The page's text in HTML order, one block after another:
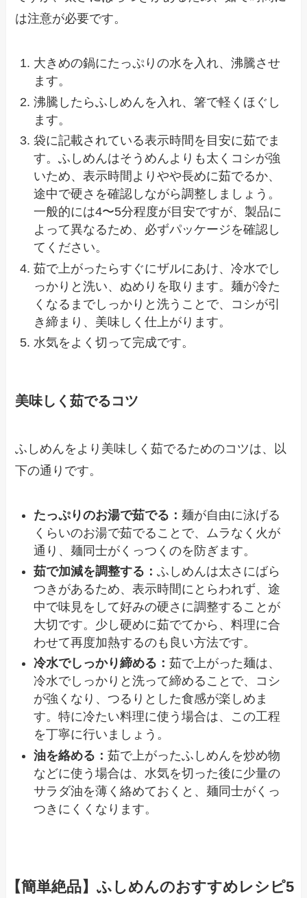
は注意が必要です。
大きめの鍋にたっぷりの水を入れ、沸騰させ
ます。
沸騰したらふしめんを入れ、箸で軽くほぐし
ます。
袋に記載されている表示時間を目安に茹でま
す。ふしめんはそうめんよりも太くコシが強
いため、表示時間よりやや長めに茹でるか、
途中で硬さを確認しながら調整しましょう。
一般的には4〜5分程度が目安ですが、製品に
よって異なるため、必ずパッケージを確認し
てください。
茹で上がったらすぐにザルにあけ、冷水でし
っかりと洗い、ぬめりを取ります。麺が冷た
くなるまでしっかりと洗うことで、コシが引
き締まり、美味しく仕上がります。
水気をよく切って完成です。
美味しく茹でるコツ
ふしめんをより美味しく茹でるためのコツは、以
下の通りです。
たっぷりのお湯で茹でる： 麺が自由に泳げる
くらいのお湯で茹でることで、ムラなく火が
通り、麺同士がくっつくのを防ぎます。
茹で加減を調整する：ふしめんは太さにばら
つきがあるため、表示時間にとらわれず、途
中で味見をして好みの硬さに調整することが
大切です。少し硬めに茹でてから、料理に合
わせて再度加熱するのも良い方法です。
冷水でしっかり締める：茹で上がった麺は、
冷水でしっかりと洗って締めることで、コシ
が強くなり、つるりとした食感が楽しめま
す。特に冷たい料理に使う場合は、この工程
を丁寧に行いましょう。
油を絡める：茹で上がったふしめんを炒め物
などに使う場合は、水気を切った後に少量の
サラダ油を薄く絡めておくと、麺同士がくっ
つきにくくなります。
【簡単絶品】ふしめんのおすすめレシピ5